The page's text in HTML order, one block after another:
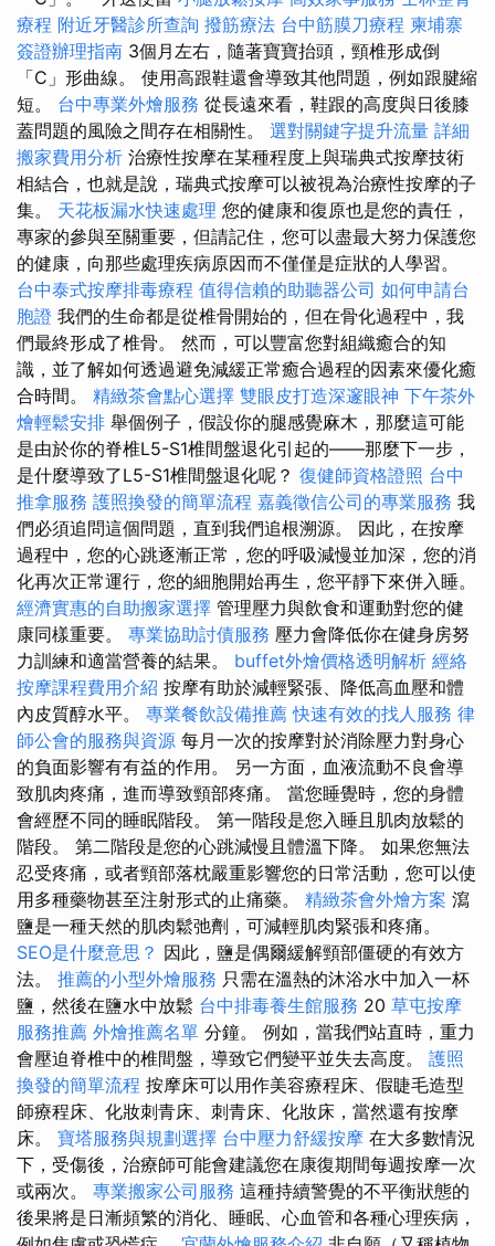
療程 附近牙醫診所查詢 撥筋療法 台中筋膜刀療程 柬埔寨
簽證辦理指南 3個月左右，隨著寶寶抬頭，頸椎形成倒
「C」形曲線。 使用高跟鞋還會導致其他問題，例如跟腱縮
短。 台中專業外燴服務 從長遠來看，鞋跟的高度與日後膝
蓋問題的風險之間存在相關性。 選對關鍵字提升流量 詳細
搬家費用分析 治療性按摩在某種程度上與瑞典式按摩技術
相結合，也就是說，瑞典式按摩可以被視為治療性按摩的子
集。 天花板漏水快速處理 您的健康和復原也是您的責任，
專家的參與至關重要，但請記住，您可以盡最大努力保護您
的健康，向那些處理疾病原因而不僅僅是症狀的人學習。
台中泰式按摩排毒療程 值得信賴的助聽器公司 如何申請台
胞證 我們的生命都是從椎骨開始的，但在骨化過程中，我
們最終形成了椎骨。 然而，可以豐富您對組織癒合的知
識，並了解如何透過避免減緩正常癒合過程的因素來優化癒
合時間。 精緻茶會點心選擇 雙眼皮打造深邃眼神 下午茶外
燴輕鬆安排 舉個例子，假設你的腿感覺麻木，那麼這可能
是由於你的脊椎L5-S1椎間盤退化引起的——那麼下一步，
是什麼導致了L5-S1椎間盤退化呢？ 復健師資格證照 台中
推拿服務 護照換發的簡單流程 嘉義徵信公司的專業服務 我
們必須追問這個問題，直到我們追根溯源。 因此，在按摩
過程中，您的心跳逐漸正常，您的呼吸減慢並加深，您的消
化再次正常運行，您的細胞開始再生，您平靜下來併入睡。
經濟實惠的自助搬家選擇 管理壓力與飲食和運動對您的健
康同樣重要。 專業協助討債服務 壓力會降低你在健身房努
力訓練和適當營養的結果。 buffet外燴價格透明解析 經絡
按摩課程費用介紹 按摩有助於減輕緊張、降低高血壓和體
內皮質醇水平。 專業餐飲設備推薦 快速有效的找人服務 律
師公會的服務與資源 每月一次的按摩對於消除壓力對身心
的負面影響有有益的作用。 另一方面，血液流動不良會導
致肌肉疼痛，進而導致頸部疼痛。 當您睡覺時，您的身體
會經歷不同的睡眠階段。 第一階段是您入睡且肌肉放鬆的
階段。 第二階段是您的心跳減慢且體溫下降。 如果您無法
忍受疼痛，或者頸部落枕嚴重影響您的日常活動，您可以使
用多種藥物甚至注射形式的止痛藥。 精緻茶會外燴方案 瀉
鹽是一種天然的肌肉鬆弛劑，可減輕肌肉緊張和疼痛。
SEO是什麼意思？ 因此，鹽是偶爾緩解頸部僵硬的有效方
法。 推薦的小型外燴服務 只需在溫熱的沐浴水中加入一杯
鹽，然後在鹽水中放鬆 台中排毒養生館服務 20 草屯按摩
服務推薦 外燴推薦名單 分鐘。 例如，當我們站直時，重力
會壓迫脊椎中的椎間盤，導致它們變平並失去高度。 護照
換發的簡單流程 按摩床可以用作美容療程床、假睫毛造型
師療程床、化妝刺青床、刺青床、化妝床，當然還有按摩
床。 寶塔服務與規劃選擇 台中壓力舒緩按摩 在大多數情況
下，受傷後，治療師可能會建議您在康復期間每週按摩一次
或兩次。 專業搬家公司服務 這種持續警覺的不平衡狀態的
後果將是日漸頻繁的消化、睡眠、心血管和各種心理疾病，